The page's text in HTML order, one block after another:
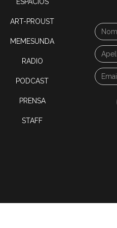
ART-PROUST
MEMESUNDA
RADIO
PODCAST
PRENSA
STAFF